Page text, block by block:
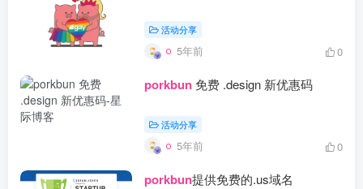
活动分享
5年前 0
porkbun免费 .design 新优惠码
活动分享
5年前 0
porkbun提供免费的.us域名